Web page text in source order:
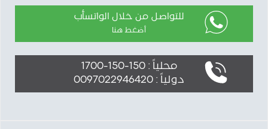
للتواصل من خلال الواتسأب
أضغط هنا
محلياً : 150-150-1700
دولياً : 0097022946420